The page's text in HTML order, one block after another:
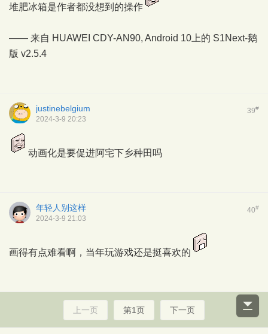
堆肥冰箱是作者都没想到的操作
—— 来自 HUAWEI CDY-AN90, Android 10上的 S1Next-鹅
版 v2.5.4
39#
justinebelgium
2024-3-9 20:23
动画化是要促进阿宅下乡种田吗
40#
年轻人别这样
2024-3-9 21:03
画得有点难看啊，当年玩游戏还是挺喜欢的
上一页 第1页 下一页